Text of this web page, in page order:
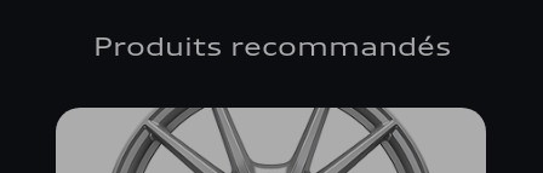
Produits recommandés